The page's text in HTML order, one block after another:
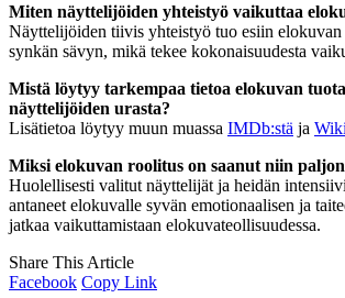
Miten näyttelijöiden yhteistyö vaikuttaa
Näyttelijöiden tiivis yhteistyö tuo esiin elokuvan
synkän sävyn, mikä tekee kokonaisuudesta
Mistä löytyy tarkempaa tietoa elokuvan
näyttelijöiden urasta?
Lisätietoa löytyy muun muassa IMDb:stä ja
Miksi elokuvan roolitus on saanut niin
Huolellisesti valitut näyttelijät ja heidän
antaneet elokuvalle syvän emotionaalisen ja
jatkaa vaikuttamistaan elokuvateollisuudessa.
Share This Article
Facebook Copy Link